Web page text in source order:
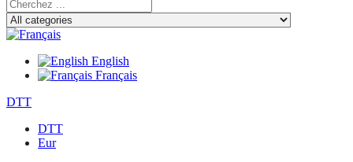
English
Français
DTT
DTT
Eur